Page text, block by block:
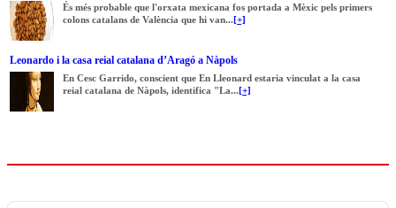
És més probable que l'orxata mexicana fos portada a Mèxic pels primers
colons catalans de València que hi van...[+]
Leonardo i la casa reial catalana d’Aragó a Nàpols
En Cesc Garrido, conscient que En Lleonard estaria vinculat a la casa
reial catalana de Nàpols, identifica "La...[+]